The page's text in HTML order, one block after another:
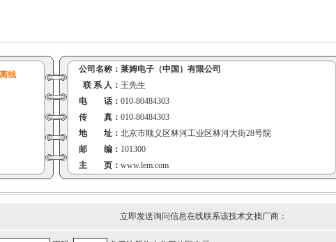
线
公司名称： 莱姆电子（中国）有限公司
联 系 人： 王先生
电 话： 010-80484303
传 真： 010-80484303
地 址： 北京市顺义区林河工业区林河大街28号院
邮 编： 101300
主 页： www.lem.com
立即发送询问信息在线联系该技术文摘厂商：